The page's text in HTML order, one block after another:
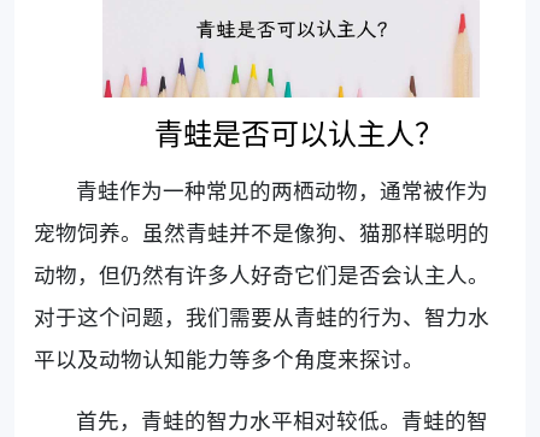
青蛙是否可以认主人？
青蛙作为一种常见的两栖动物，通常被作为
宠物饲养。虽然青蛙并不是像狗、猫那样聪明的
动物，但仍然有许多人好奇它们是否会认主人。
对于这个问题，我们需要从青蛙的行为、智力水
平以及动物认知能力等多个角度来探讨。
首先，青蛙的智力水平相对较低。青蛙的智